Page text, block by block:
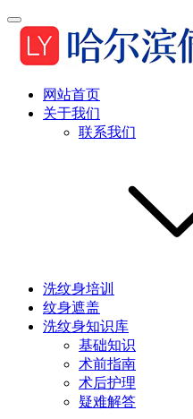
网站首页
关于我们
联系我们
洗纹身培训
纹身遮盖
洗纹身知识库
基础知识
术前指南
术后护理
疑难解答